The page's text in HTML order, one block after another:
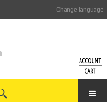
Change language
Login